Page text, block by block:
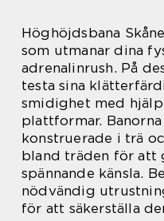
Höghöjdsbana
som utmanar dina
adrenalinrush. På
testa sina
smidighet med
plattformar.
konstruerade i trä
bland träden för att
spännande känsla.
nödvändig
för att säkerställa